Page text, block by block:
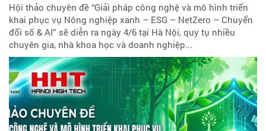
Hội thảo chuyên đề “Giải pháp công nghệ và mô hình triển
khai phục vụ Nông nghiệp xanh – ESG – NetZero – Chuyển
đổi số & AI” sẽ diễn ra ngày 4/6 tại Hà Nội, quy tụ nhiều
chuyên gia, nhà khoa học và doanh nghiệp...